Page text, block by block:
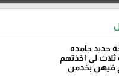
حديد جامده
ثلاث لي اخذتهم
فيهن بخدمن